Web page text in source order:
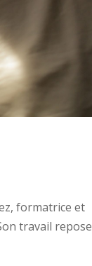
formatrice et
travail repose